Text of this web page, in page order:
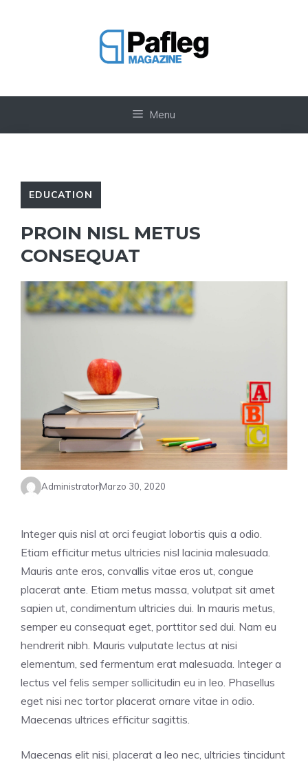
Menu
EDUCATION
PROIN NISL METUS
CONSEQUAT
AdministratorMarzo 30, 2020
Integer quis nisl at orci feugiat lobortis quis a odio.
Etiam efficitur metus ultricies nisl lacinia malesuada.
Mauris ante eros, convallis vitae eros ut, congue
placerat ante. Etiam metus massa, volutpat sit amet
sapien ut, condimentum ultricies dui. In mauris metus,
semper eu consequat eget, porttitor sed dui. Nam eu
hendrerit nibh. Mauris vulputate lectus at nisi
elementum, sed fermentum erat malesuada. Integer a
lectus vel felis semper sollicitudin eu in leo. Phasellus
eget nisi nec tortor placerat ornare vitae in odio.
Maecenas ultrices efficitur sagittis.
Maecenas elit nisi, placerat a leo nec, ultricies tincidunt